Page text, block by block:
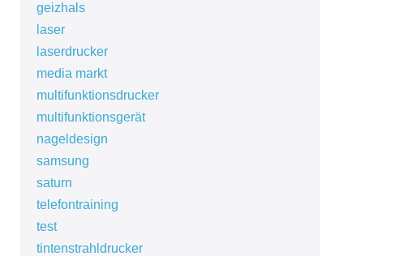
geizhals
laser
laserdrucker
media markt
multifunktionsdrucker
multifunktionsgerät
nageldesign
samsung
saturn
telefontraining
test
tintenstrahldrucker